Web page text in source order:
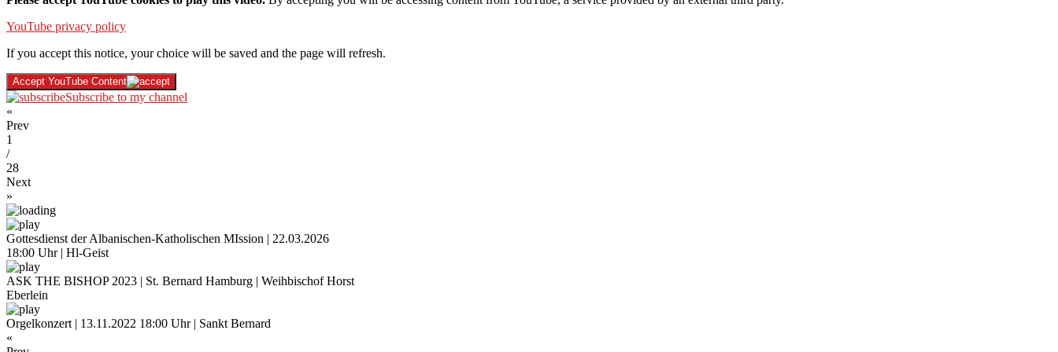
YouTube privacy policy
If you accept this notice, your choice will be saved and the page will refresh.
Accept YouTube Content
Subscribe to my channel
«
Prev
1
/
28
Next
»
Gottesdienst der Albanischen-Katholischen MIssion | 22.03.2026
18:00 Uhr | Hl-Geist
ASK THE BISHOP 2023 | St. Bernard Hamburg | Weihbischof Horst
Eberlein
Orgelkonzert | 13.11.2022 18:00 Uhr | Sankt Bernard
«